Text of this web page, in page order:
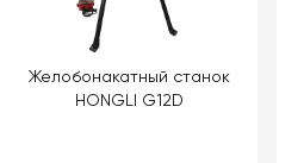
Желобонакатный станок
HONGLI G12D